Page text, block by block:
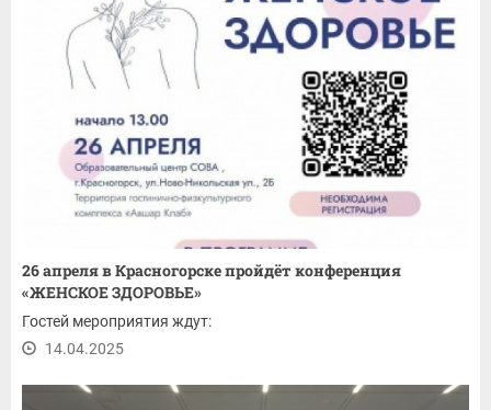
26 апреля в Красногорске пройдёт конференция
«ЖЕНСКОЕ ЗДОРОВЬЕ»
Гостей мероприятия ждут:
14.04.2025